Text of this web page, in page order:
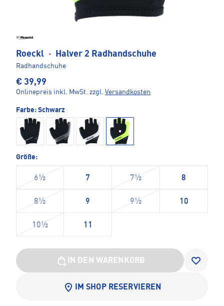
Roeckl · Halver 2 Radhandschuhe
Radhandschuhe
€ 39,99
Onlinepreis inkl. MwSt. zzgl. Versandkosten
Farbe: Schwarz
Größe:
6½ 7 7½ 8
8½ 9 9½ 10
10½ 11
IN DEN WARENKORB
IM SHOP RESERVIEREN